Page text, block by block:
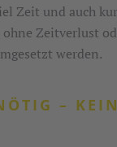
Zeit und auch
Zeitverlust
werden.
– KEIN